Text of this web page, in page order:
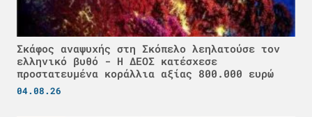
Σκάφος αναψυχής στη Σκόπελο λεηλατούσε τον
ελληνικό βυθό - H ΔΕΟΣ κατέσχεσε
προστατευμένα κοράλλια αξίας 800.000 ευρώ
04.08.26